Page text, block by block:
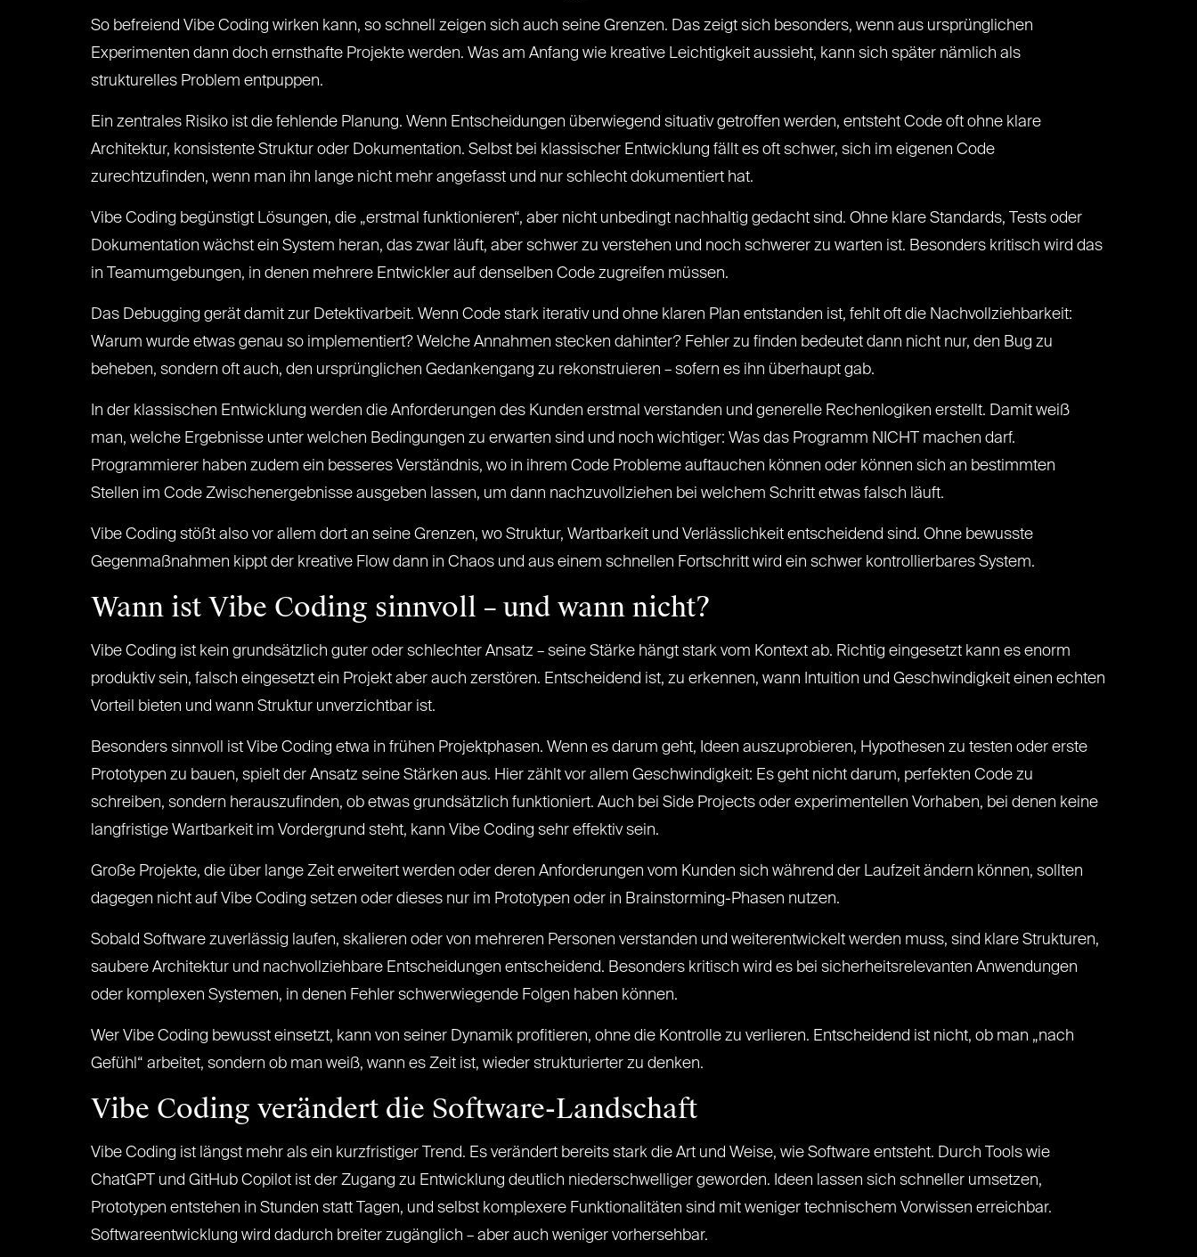
So befreiend Vibe Coding wirken kann, so schnell zeigen sich auch seine Grenzen. Das zeigt sich besonders, wenn aus ursprünglichen
Experimenten dann doch ernsthafte Projekte werden. Was am Anfang wie kreative Leichtigkeit aussieht, kann sich später nämlich als
strukturelles Problem entpuppen.
Ein zentrales Risiko ist die fehlende Planung. Wenn Entscheidungen überwiegend situativ getroffen werden, entsteht Code oft ohne klare
Architektur, konsistente Struktur oder Dokumentation. Selbst bei klassischer Entwicklung fällt es oft schwer, sich im eigenen Code
zurechtzufinden, wenn man ihn lange nicht mehr angefasst und nur schlecht dokumentiert hat.
Vibe Coding begünstigt Lösungen, die „erstmal funktionieren“, aber nicht unbedingt nachhaltig gedacht sind. Ohne klare Standards, Tests oder
Dokumentation wächst ein System heran, das zwar läuft, aber schwer zu verstehen und noch schwerer zu warten ist. Besonders kritisch wird das
in Teamumgebungen, in denen mehrere Entwickler auf denselben Code zugreifen müssen.
Das Debugging gerät damit zur Detektivarbeit. Wenn Code stark iterativ und ohne klaren Plan entstanden ist, fehlt oft die Nachvollziehbarkeit:
Warum wurde etwas genau so implementiert? Welche Annahmen stecken dahinter? Fehler zu finden bedeutet dann nicht nur, den Bug zu
beheben, sondern oft auch, den ursprünglichen Gedankengang zu rekonstruieren – sofern es ihn überhaupt gab.
In der klassischen Entwicklung werden die Anforderungen des Kunden erstmal verstanden und generelle Rechenlogiken erstellt. Damit weiß
man, welche Ergebnisse unter welchen Bedingungen zu erwarten sind und noch wichtiger: Was das Programm NICHT machen darf.
Programmierer haben zudem ein besseres Verständnis, wo in ihrem Code Probleme auftauchen können oder können sich an bestimmten
Stellen im Code Zwischenergebnisse ausgeben lassen, um dann nachzuvollziehen bei welchem Schritt etwas falsch läuft.
Vibe Coding stößt also vor allem dort an seine Grenzen, wo Struktur, Wartbarkeit und Verlässlichkeit entscheidend sind. Ohne bewusste
Gegenmaßnahmen kippt der kreative Flow dann in Chaos und aus einem schnellen Fortschritt wird ein schwer kontrollierbares System.
Wann ist Vibe Coding sinnvoll – und wann nicht?
Vibe Coding ist kein grundsätzlich guter oder schlechter Ansatz – seine Stärke hängt stark vom Kontext ab. Richtig eingesetzt kann es enorm
produktiv sein, falsch eingesetzt ein Projekt aber auch zerstören. Entscheidend ist, zu erkennen, wann Intuition und Geschwindigkeit einen echten
Vorteil bieten und wann Struktur unverzichtbar ist.
Besonders sinnvoll ist Vibe Coding etwa in frühen Projektphasen. Wenn es darum geht, Ideen auszuprobieren, Hypothesen zu testen oder erste
Prototypen zu bauen, spielt der Ansatz seine Stärken aus. Hier zählt vor allem Geschwindigkeit: Es geht nicht darum, perfekten Code zu
schreiben, sondern herauszufinden, ob etwas grundsätzlich funktioniert. Auch bei Side Projects oder experimentellen Vorhaben, bei denen keine
langfristige Wartbarkeit im Vordergrund steht, kann Vibe Coding sehr effektiv sein.
Große Projekte, die über lange Zeit erweitert werden oder deren Anforderungen vom Kunden sich während der Laufzeit ändern können, sollten
dagegen nicht auf Vibe Coding setzen oder dieses nur im Prototypen oder in Brainstorming-Phasen nutzen.
Sobald Software zuverlässig laufen, skalieren oder von mehreren Personen verstanden und weiterentwickelt werden muss, sind klare Strukturen,
saubere Architektur und nachvollziehbare Entscheidungen entscheidend. Besonders kritisch wird es bei sicherheitsrelevanten Anwendungen
oder komplexen Systemen, in denen Fehler schwerwiegende Folgen haben können.
Wer Vibe Coding bewusst einsetzt, kann von seiner Dynamik profitieren, ohne die Kontrolle zu verlieren. Entscheidend ist nicht, ob man „nach
Gefühl“ arbeitet, sondern ob man weiß, wann es Zeit ist, wieder strukturierter zu denken.
Vibe Coding verändert die Software-Landschaft
Vibe Coding ist längst mehr als ein kurzfristiger Trend. Es verändert bereits stark die Art und Weise, wie Software entsteht. Durch Tools wie
ChatGPT und GitHub Copilot ist der Zugang zu Entwicklung deutlich niederschwelliger geworden. Ideen lassen sich schneller umsetzen,
Prototypen entstehen in Stunden statt Tagen, und selbst komplexere Funktionalitäten sind mit weniger technischem Vorwissen erreichbar.
Softwareentwicklung wird dadurch breiter zugänglich – aber auch weniger vorhersehbar.